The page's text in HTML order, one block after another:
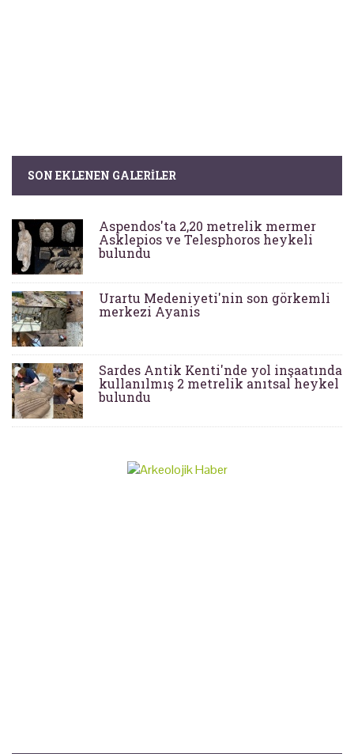
SON EKLENEN GALERILER
Aspendos'ta 2,20 metrelik mermer
Asklepios ve Telesphoros heykeli
bulundu
Urartu Medeniyeti'nin son görkemli
merkezi Ayanis
Sardes Antik Kenti'nde yol inşaatında
kullanılmış 2 metrelik anıtsal heykel
bulundu